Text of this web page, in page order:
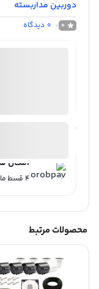
دوربین مداربسته
0
0 دیدگاه
آیا قیمت مناسب تری سراغ
امکان
۴ قسط ماهانه. بدون سود، چک و ضامن.
محصولات مرتبط